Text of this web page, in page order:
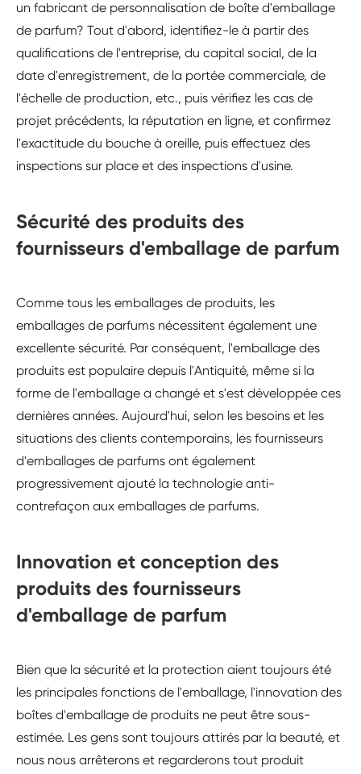
un fabricant de personnalisation de boîte d'emballage
de parfum? Tout d'abord, identifiez-le à partir des
qualifications de l'entreprise, du capital social, de la
date d'enregistrement, de la portée commerciale, de
l'échelle de production, etc., puis vérifiez les cas de
projet précédents, la réputation en ligne, et confirmez
l'exactitude du bouche à oreille, puis effectuez des
inspections sur place et des inspections d'usine.
Sécurité des produits des
fournisseurs d'emballage de parfum
Comme tous les emballages de produits, les
emballages de parfums nécessitent également une
excellente sécurité. Par conséquent, l'emballage des
produits est populaire depuis l'Antiquité, même si la
forme de l'emballage a changé et s'est développée ces
dernières années. Aujourd'hui, selon les besoins et les
situations des clients contemporains, les fournisseurs
d'emballages de parfums ont également
progressivement ajouté la technologie anti-
contrefaçon aux emballages de parfums.
Innovation et conception des
produits des fournisseurs
d'emballage de parfum
Bien que la sécurité et la protection aient toujours été
les principales fonctions de l'emballage, l'innovation des
boîtes d'emballage de produits ne peut être sous-
estimée. Les gens sont toujours attirés par la beauté, et
nous nous arrêterons et regarderons tout produit